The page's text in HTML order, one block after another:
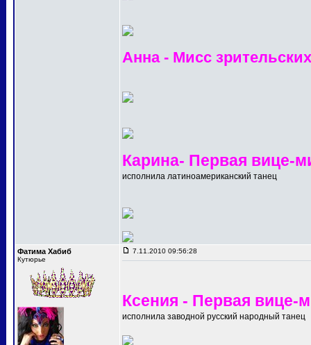
Анна - Мисс
Карина- Первая вице-
исполнила латиноамериканский танец
Фатима Хабиб
Кутюрье
7.11.2010 09:56:28
Ксения - Первая вице-
исполнила заводной русский народный танец